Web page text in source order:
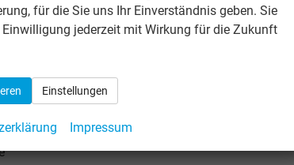
Neigung
in Stoff "R-Line"
Optik
für die Sie uns Ihr Einverständnis geben. Sie
Einwilligung jederzeit mit Wirkung für die Zukunft
Einstellungen
Impressum